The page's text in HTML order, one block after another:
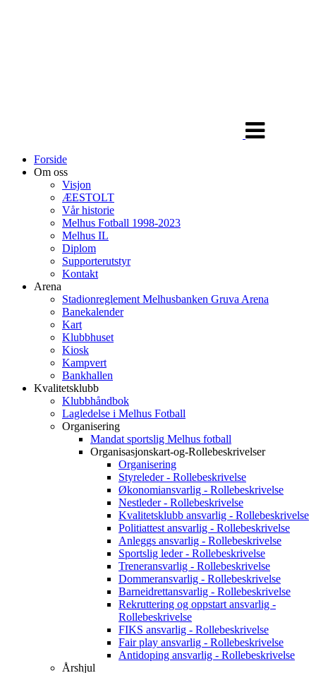
Forside
Om oss
Visjon
ÆESTOLT
Vår historie
Melhus Fotball 1998-2023
Melhus IL
Diplom
Supporterutstyr
Kontakt
Arena
Stadionreglement Melhusbanken Gruva Arena
Banekalender
Kart
Klubbhuset
Kiosk
Kampvert
Bankhallen
Kvalitetsklubb
Klubbhåndbok
Lagledelse i Melhus Fotball
Organisering
Mandat sportslig Melhus fotball
Organisasjonskart-og-Rollebeskrivelser
Organisering
Styreleder - Rollebeskrivelse
Økonomiansvarlig - Rollebeskrivelse
Nestleder - Rollebeskrivelse
Kvalitetsklubb ansvarlig - Rollebeskrivelse
Politiattest ansvarlig - Rollebeskrivelse
Anleggs ansvarlig - Rollebeskrivelse
Sportslig leder - Rollebeskrivelse
Treneransvarlig - Rollebeskrivelse
Dommeransvarlig - Rollebeskrivelse
Barneidrettansvarlig - Rollebeskrivelse
Rekruttering og oppstart ansvarlig -
Rollebeskrivelse
FIKS ansvarlig - Rollebeskrivelse
Fair play ansvarlig - Rollebeskrivelse
Antidoping ansvarlig - Rollebeskrivelse
Årshjul